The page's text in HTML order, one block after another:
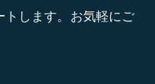
トします。お気軽にご